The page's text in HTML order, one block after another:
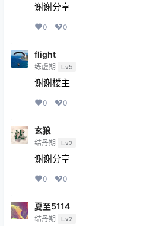
谢谢分享
0 0
flight
练虚期 Lv5
谢谢楼主
0 0
玄狼
结丹期 Lv2
谢谢分享
0 0
夏至5114
结丹期 Lv2